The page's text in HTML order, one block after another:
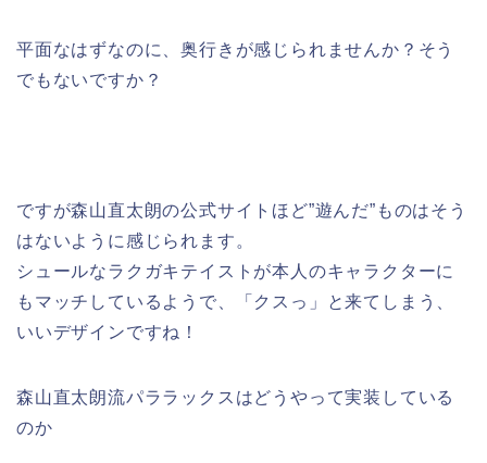
平面なはずなのに、奥行きが感じられませんか？そう
でもないですか？
ですが森山直太朗の公式サイトほど”遊んだ”ものはそう
はないように感じられます。
シュールなラクガキテイストが本人のキャラクターに
もマッチしているようで、「クスっ」と来てしまう、
いいデザインですね！
森山直太朗流パララックスはどうやって実装している
のか